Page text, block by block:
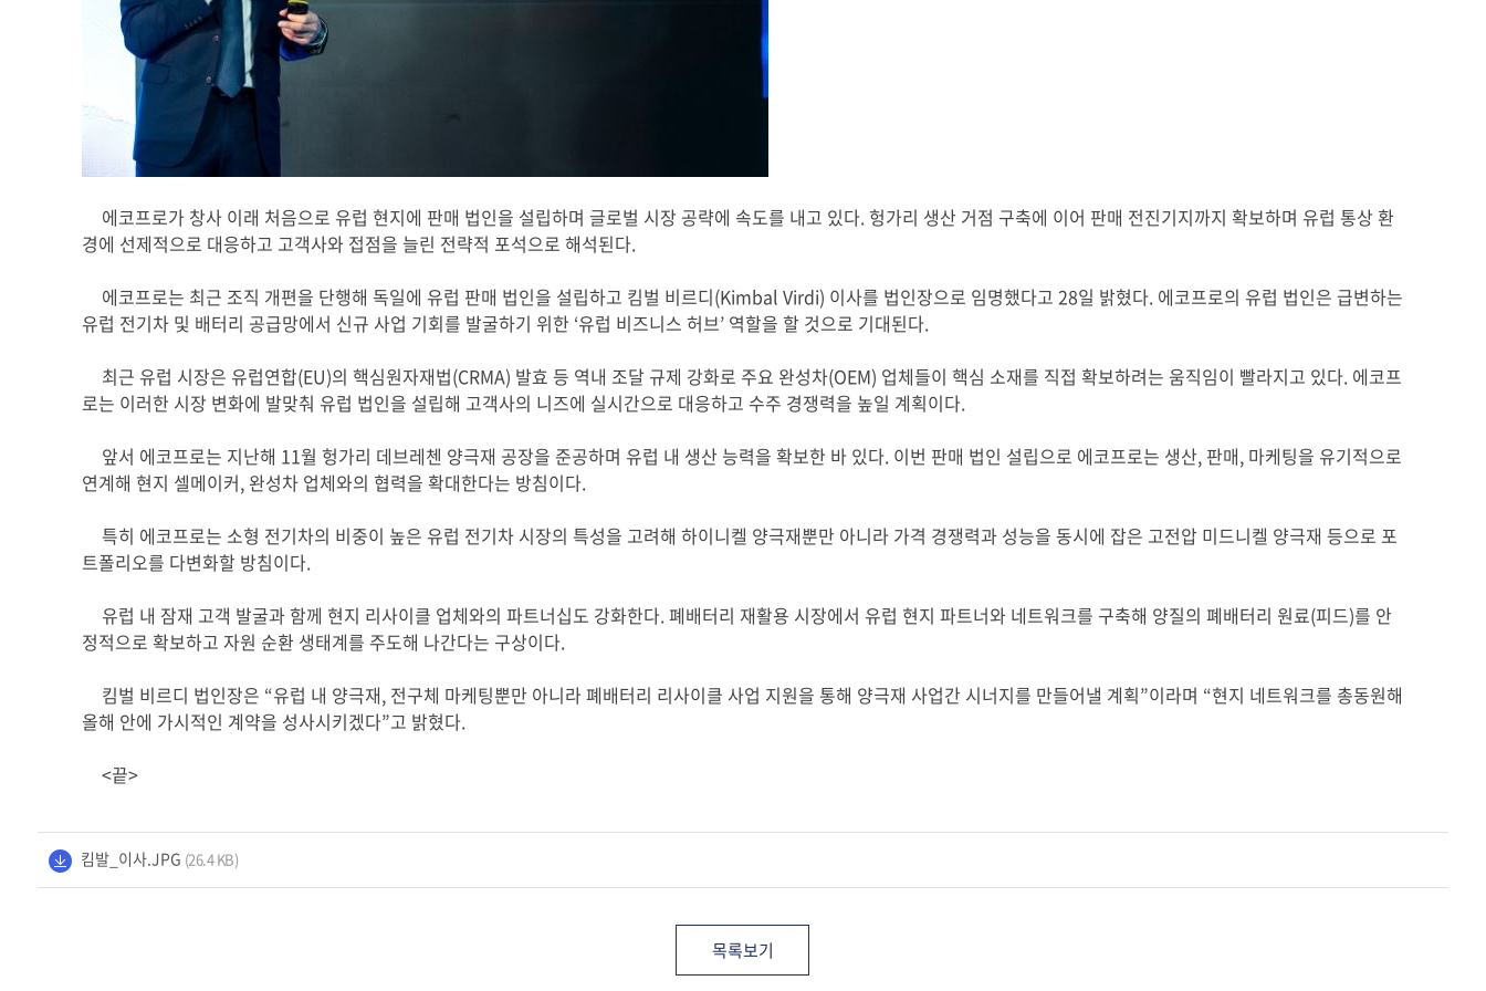
에코프로가 창사 이래 처음으로 유럽 현지에 판매 법인을 설립하며 글로벌 시장 공략에 속도를 내고 있다. 헝가리 생산 거점 구축에 이어 판매 전진기지까지 확보하며 유럽 통상 환
경에 선제적으로 대응하고 고객사와 접점을 늘린 전략적 포석으로 해석된다.
에코프로는 최근 조직 개편을 단행해 독일에 유럽 판매 법인을 설립하고 킴벌 비르디(Kimbal Virdi) 이사를 법인장으로 임명했다고28일 밝혔다. 에코프로의 유럽 법인은 급변하는
유럽 전기차 및 배터리 공급망에서 신규 사업 기회를 발굴하기 위한 ‘유럽 비즈니스 허브’ 역할을 할 것으로 기대된다.
최근 유럽 시장은 유럽연합(EU)의 핵심원자재법(CRMA) 발효 등 역내 조달 규제 강화로 주요 완성차(OEM) 업체들이 핵심 소재를 직접 확보하려는 움직임이 빨라지고 있다. 에코프
로는 이러한 시장 변화에 발맞춰 유럽 법인을 설립해 고객사의 니즈에 실시간으로 대응하고 수주 경쟁력을 높일 계획이다.
앞서 에코프로는 지난해 11월 헝가리 데브레첸 양극재 공장을 준공하며 유럽 내 생산 능력을 확보한 바 있다. 이번 판매 법인 설립으로 에코프로는 생산, 판매, 마케팅을 유기적으로
연계해 현지 셀메이커, 완성차 업체와의 협력을 확대한다는 방침이다.
특히 에코프로는 소형 전기차의 비중이 높은 유럽 전기차 시장의 특성을 고려해 하이니켈 양극재뿐만 아니라 가격 경쟁력과 성능을 동시에 잡은 고전압 미드니켈 양극재 등으로 포
트폴리오를 다변화할 방침이다.
유럽 내 잠재 고객 발굴과 함께 현지 리사이클 업체와의 파트너십도 강화한다.폐배터리 재활용 시장에서 유럽 현지 파트너와 네트워크를 구축해 양질의 폐배터리 원료(피드)를 안
정적으로 확보하고 자원 순환 생태계를 주도해 나간다는 구상이다.
킴벌 비르디 법인장은 “유럽 내 양극재, 전구체 마케팅뿐만 아니라 폐배터리 리사이클 사업 지원을 통해 양극재 사업간 시너지를 만들어낼 계획”이라며 “현지 네트워크를 총동원해
올해 안에 가시적인 계약을 성사시키겠다”고 밝혔다.
<끝>
킴발_이사.JPG (26.4 KB)
목록보기